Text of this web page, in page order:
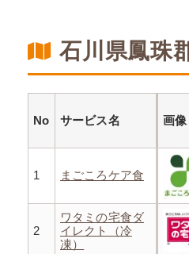
石川県鳳珠
No サービス名 画像
1 まごころケア食
2
ワタミの宅食ダ
イレクト（冷
凍）